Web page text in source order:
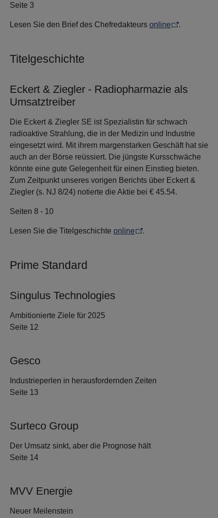
Seite 3
Lesen Sie den Brief des Chefredakteurs online .
Titelgeschichte
Eckert & Ziegler - Radiopharmazie als
Umsatztreiber
Die Eckert & Ziegler SE ist Spezialistin für schwach
radioaktive Strahlung, die in der Medizin und Industrie
eingesetzt wird. Mit ihrem margenstarken Geschäft hat sie
auch an der Börse reüssiert. Die jüngste Kursschwäche
könnte eine gute Gelegenheit für einen Einstieg bieten.
Zum Zeitpunkt unseres vorigen Berichts über Eckert &
Ziegler (s. NJ 8/24) notierte die Aktie bei € 45.54.
Seiten 8 - 10
Lesen Sie die Titelgeschichte online .
Prime Standard
Singulus Technologies
Ambitionierte Ziele für 2025
Seite 12
Gesco
Industrieperlen in herausfordernden Zeiten
Seite 13
Surteco Group
Der Umsatz sinkt, aber die Prognose hält
Seite 14
MVV Energie
Neuer Meilenstein